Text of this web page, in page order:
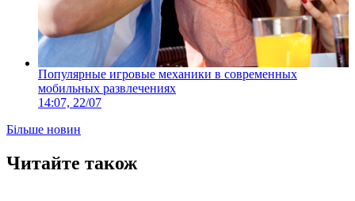
Популярные игровые механики в современных
мобильных развлечениях
14:07, 22/07
Більше новин
Читайте також